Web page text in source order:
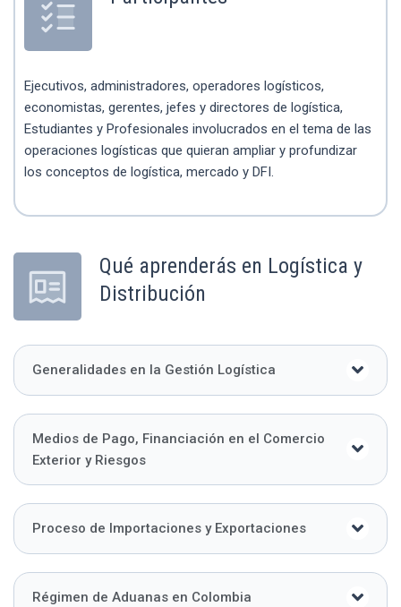
Ejecutivos, administradores, operadores logísticos,
economistas, gerentes, jefes y directores de logística,
Estudiantes y Profesionales involucrados en el tema de las
operaciones logísticas que quieran ampliar y profundizar
los conceptos de logística, mercado y DFI.
Qué aprenderás en Logística y
Distribución
Generalidades en la Gestión Logística
Medios de Pago, Financiación en el Comercio
Exterior y Riesgos
Proceso de Importaciones y Exportaciones
Régimen de Aduanas en Colombia